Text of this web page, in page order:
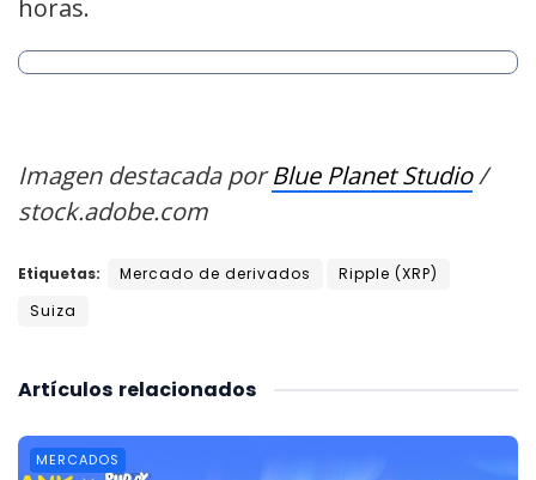
horas.
Imagen destacada porBlue Planet Studio/
stock.adobe.com
Etiquetas: Mercado de derivados
Ripple (XRP)
Suiza
relacionados
Artículos
MERCADOS